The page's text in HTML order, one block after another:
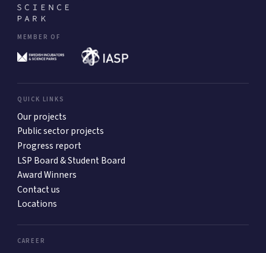
MEMBER OF
QUICK LINKS
Our projects
Public sector projects
Progress report
LSP Board & Student Board
Award Winners
Contact us
Locations
CAREER